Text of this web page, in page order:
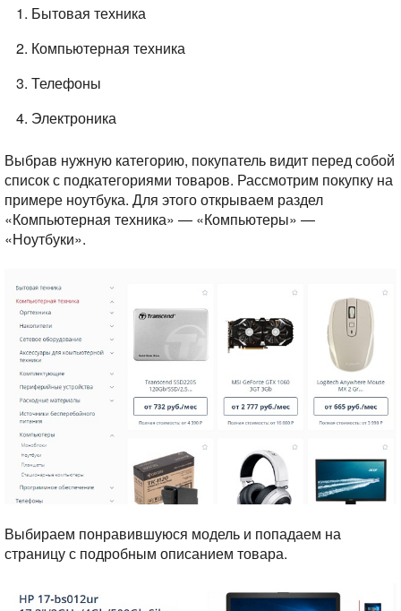
Бытовая техника
Компьютерная техника
Телефоны
Электроника
Выбрав нужную категорию, покупатель видит перед собой
список с подкатегориями товаров. Рассмотрим покупку на
примере ноутбука. Для этого открываем раздел
«Компьютерная техника» — «Компьютеры» —
«Ноутбуки».
Выбираем понравившуюся модель и попадаем на
страницу с подробным описанием товара.